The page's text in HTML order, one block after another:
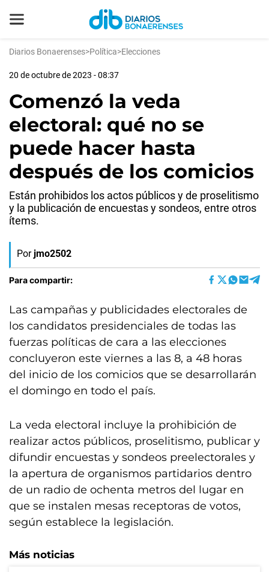
Diarios Bonaerenses>Política>Elecciones
20 de octubre de 2023 - 08:37
Comenzó la veda
electoral: qué no se
puede hacer hasta
después de los comicios
Están prohibidos los actos públicos y de proselitismo
y la publicación de encuestas y sondeos, entre otros
ítems.
Por jmo2502
Para compartir:
Las campañas y publicidades electorales de
los candidatos presidenciales de todas las
fuerzas políticas de cara a las elecciones
concluyeron este viernes a las 8, a 48 horas
del inicio de los comicios que se desarrollarán
el domingo en todo el país.
La veda electoral incluye la prohibición de
realizar actos públicos, proselitismo, publicar y
difundir encuestas y sondeos preelectorales y
la apertura de organismos partidarios dentro
de un radio de ochenta metros del lugar en
que se instalen mesas receptoras de votos,
según establece la legislación.
Más noticias